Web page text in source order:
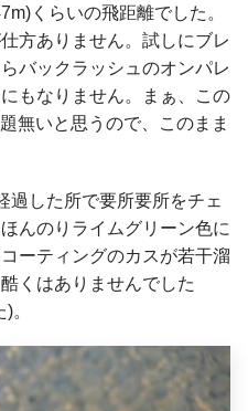
くらいの飛距離でした。
方ありません。試しにブレ
バックラッシュのオンパレ
もなりません。まぁ、この
無いと思うので、このまま
過した所で要所要所をチェ
んのりライムグリーン色に
ーティングのカスが若干溜
くはありませんでした
。